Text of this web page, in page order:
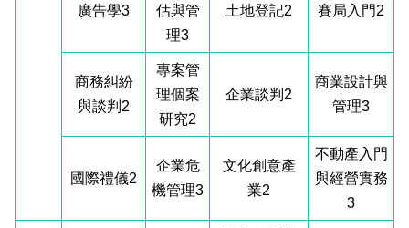
廣告學3
估與管
理3
土地登記2 賽局入門2
商務糾紛
與談判2
專案管
理個案
研究2
企業談判2
商業設計與
管理3
國際禮儀2
企業危
機管理3
文化創意產
業2
不動產入門
與經營實務
3